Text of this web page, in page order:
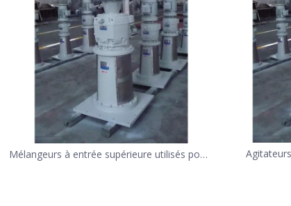
Mélangeurs à entrée supérieure utilisés pour